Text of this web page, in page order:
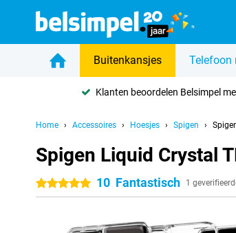
Buitenkansjes Telefoon
Klanten beoordelen Belsimpel
Home Accessoires Hoesjes Spigen
Spigen Liquid Crystal
5 sterren10 Fantastisch 1